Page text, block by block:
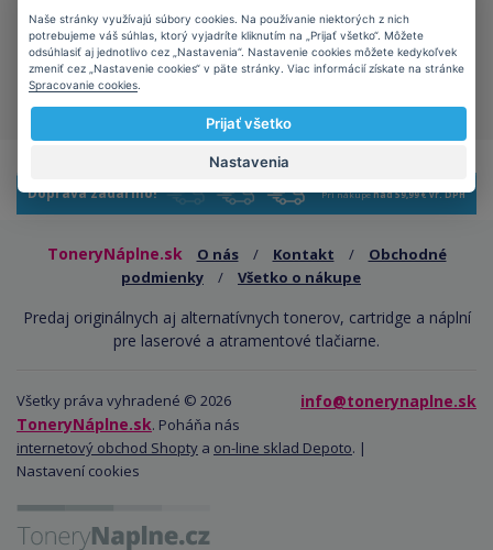
Šetríte planétu
kompatibilné kazety majú
Doprava zadarmo! Pri nákupenad 59,99 € vr. DPH
ToneryNáplne.sk O nás / Kontakt /
Obchodné
podmienky
/ Všetko o nákupe
Predaj originálnych aj alternatívnych tonerov, cartridge a náplní
pre laserové a atramentové tlačiarne.
info@tonerynaplne.sk
Všetky práva vyhradené © 2026
ToneryNáplne.sk. Poháňa nás
internetový obchod Shopty a on-line sklad Depoto. |
Nastavení cookies
Naše stránky využívajú súbory cookies. Na používanie niektorých z nich
potrebujeme váš súhlas, ktorý vyjadríte kliknutím na „Prijať všetko“. Môžete
odsúhlasiť aj jednotlivo cez „Nastavenia“. Nastavenie cookies môžete kedykoľvek
zmeniť cez „Nastavenie cookies“ v päte stránky. Viac informácií získate na stránke
Spracovanie cookies
Prijať všetko
Nastavenia